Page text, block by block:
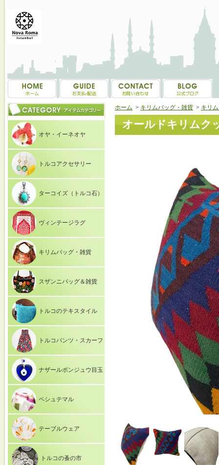
オヤ・イーネオヤ
トルコアクセサリー
ターコイズ（トルコ石）
ヴィンテージラグ
キリムバッグ・雑貨
スザンニバッグ＆雑貨
トルコのテキスタイル
トルコパンツ・スカーフ
ナザールボンジュウ目玉
ペシュテマル
テーブルウェア
トルコの蚤の市
ホーム > キリムバッグ・雑貨 > キリ
オールドキリムク